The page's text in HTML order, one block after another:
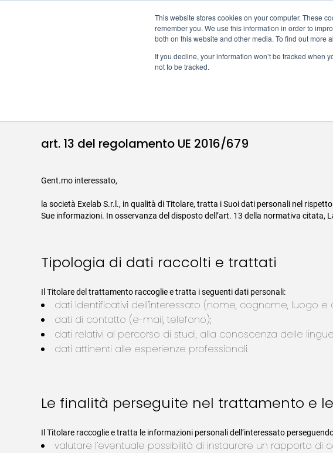
This website stores cookies on your computer. These
remember you. We use this information in order to
both on this website and other media. To find out more
If you decline, your information won’t be tracked when
not to be tracked.
Informativa sul
art. 13 del regolamento UE 2016/679
Gent.mo interessato,
la società Exelab S.r.l., in qualità di Titolare, tratta i Suoi dati personali nel
Sue informazioni. In osservanza del disposto dell’art. 13 della normativa
Tipologia di dati raccolti e trattati
Il Titolare del trattamento raccoglie e tratta i seguenti dati personali:
dati identificativi dell’interessato (nome, cognome, luogo e
dati di contatto (e-mail, telefono);
dati relativi al percorso di studi, alla conoscenza delle
dati attinenti alle esperienze professionali.
Le finalità perseguite nel trattamento e
Il Titolare raccoglie e tratta le informazioni personali dell’interessato
valutare l’eventuale possibilità di instaurare un rapporto